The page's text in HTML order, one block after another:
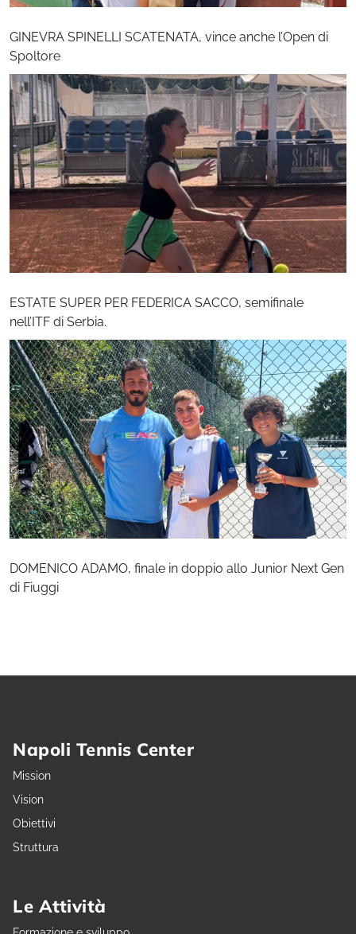
GINEVRA SPINELLI SCATENATA, vince anche l’Open di
Spoltore
ESTATE SUPER PER FEDERICA SACCO, semifinale
nell’ITF di Serbia.
DOMENICO ADAMO, finale in doppio allo Junior Next Gen
di Fiuggi
Napoli Tennis Center
Mission
Vision
Obiettivi
Struttura
Le Attività